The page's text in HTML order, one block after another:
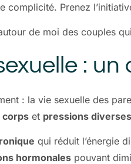
complicité. Prenez
de moi des couples
:
: la vie sexuelle des
corps et pressions diverses
qui réduit l’énergie
hormonales pouvant